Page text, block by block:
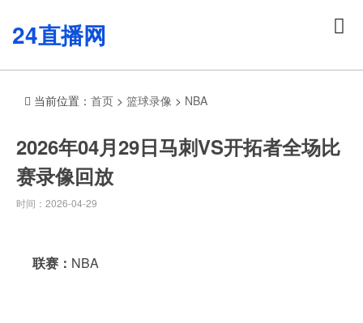
24直播网
当前位置： 首页 > 篮球录像 > NBA
2026年04月29日马刺VS开拓者全场比
赛录像回放
时间：2026-04-29
联赛： NBA